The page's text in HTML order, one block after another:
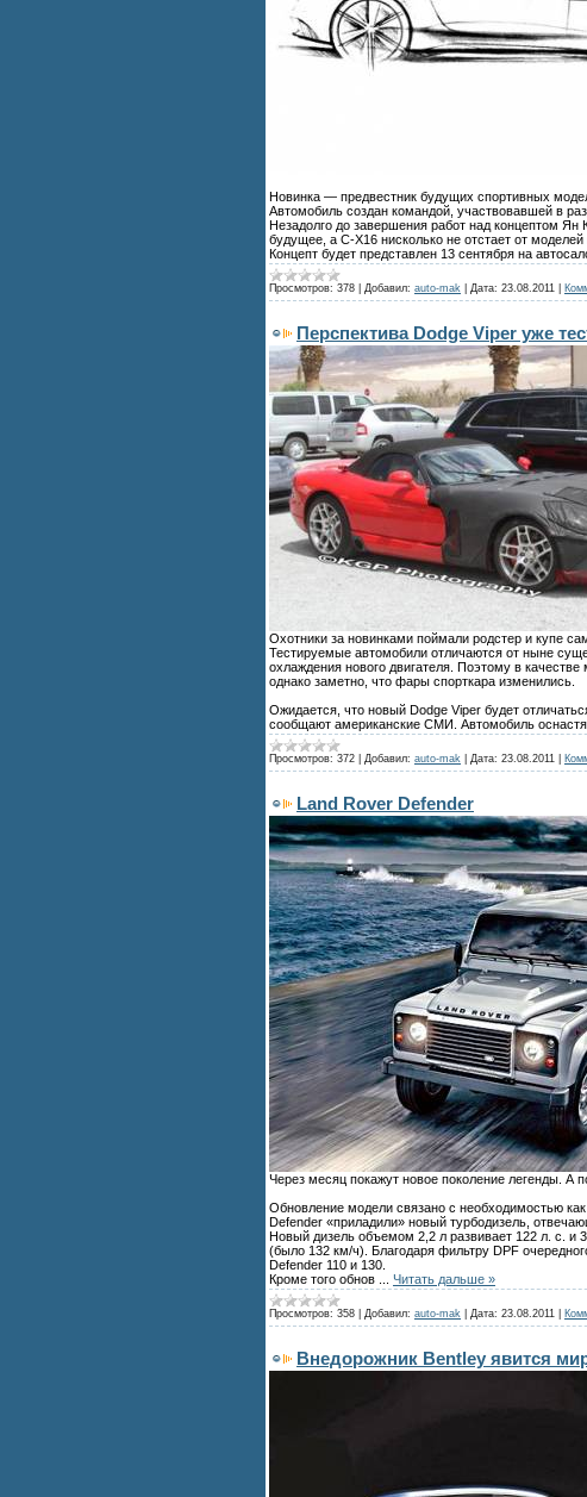
Новинка — предвестник будущих спортивных
Автомобиль создан командой, участвовавшей в
Незадолго до завершения работ над концептом
будущее, а C-X16 нисколько не отстает от
Концепт будет представлен 13 сентября на
Просмотров: 378 Добавил: auto-mak Дата: 23.08.2011
Перспектива Dodge Viper уже
Охотники за новинками поймали родстер и купе
Тестируемые автомобили отличаются от ныне
охлаждения нового двигателя. Поэтому в
однако заметно, что фары спорткара изменились.
Ожидается, что новый Dodge Viper будет
сообщают американские СМИ. Автомобиль
Просмотров: 372 Добавил: auto-mak Дата: 23.08.2011
Land Rover Defender
Через месяц покажут новое поколение легенды. А
Обновление модели связано с необходимостью
Defender «приладили» новый турбодизель,
Новый дизель объемом 2,2 л развивает 122 л. с. и
(было 132 км/ч). Благодаря фильтру DPF
Defender 110 и 130.
Кроме того обнов
Читать дальше »
Просмотров: 358 Добавил: auto-mak Дата: 23.08.2011
Внедорожник Bentley явится